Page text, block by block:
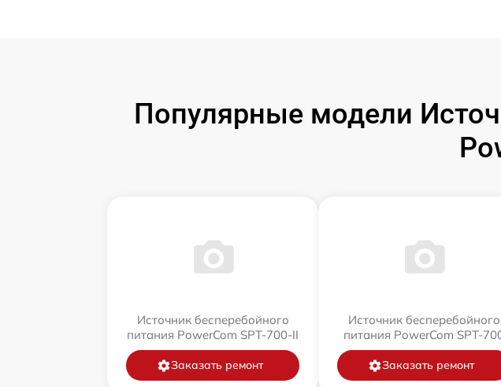
Популярные модели
Источник бесперебойного
питания PowerCom SPT-700-II
Заказать ремонт
Источник бесперебойного
питания PowerCom SPT-
Заказать ремонт